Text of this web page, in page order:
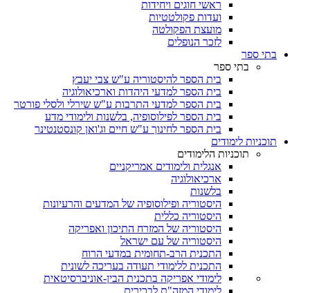
ראשי חוגים ויחידות
ועדות פקולטטיות
מועצת הפקולטה
לזכר הנופלים
בתי ספר
בתי ספר
בית הספר להיסטוריה ע"ש צבי יעבץ
בית הספר למדעי היהדות וארכיאולוגיה
בית הספר למדעי התרבות ע"ש שירלי ולסלי פורטר
בית הספר לפילוסופיה, בלשנות ולימודי מדע
בית הספר לחינוך ע"ש חיים וג'ואן קונסטנטינר
תוכניות לימודים
תוכניות הלימודים
אנגלית ולימודים אמריקניים
ארכיאולוגיה
בלשנות
היסטוריה ופילוסופיה של המדעים והרעיונות
היסטוריה כללית
היסטוריה של המזרח התיכון ואפריקה
היסטוריה של עם ישראל
התכנית הרב-תחומית במדעי הרוח
התכנית ללימודי תעודה בעריכה לשונית
לימודי אפריקה בתכנית הבין-אוניברסיטאית
לימודי המזה"ת לבכירים